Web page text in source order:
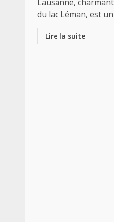
Lausanne,
du lac Léman, est
Lire la suite